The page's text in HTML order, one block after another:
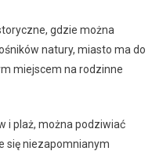
gdzie można
natury, miasto ma do
miejscem na rodzinne
i plaż, można podziwiać
się niezapomnianym